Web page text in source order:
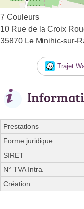
7 Couleurs
10 Rue de la Croix
35870 Le Minihic-sur-
Trajet
Prestations
Forme juridique
SIRET
N° TVA Intra.
Création